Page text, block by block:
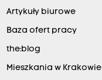
Artykuły biurowe
Baza ofert pracy
the:blog
Mieszkania w Krakowie